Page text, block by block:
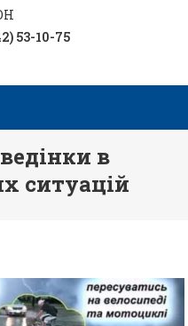
53-10-75
в
ситуацій